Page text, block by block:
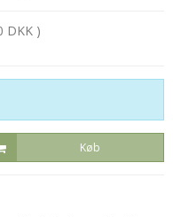
DKK )
Køb